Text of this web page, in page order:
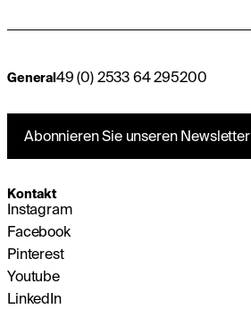
General49 (0) 2533 64 295200
Abonnieren Sie unseren Newsletter
Kontakt
Instagram
Facebook
Pinterest
Youtube
LinkedIn